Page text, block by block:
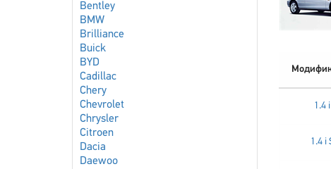
Bentley
BMW
Brilliance
Buick
BYD
Cadillac
Chery
Chevrolet
Chrysler
Citroen
Dacia
Daewoo
1.4 i
1.4 i